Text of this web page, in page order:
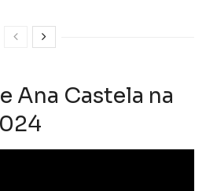
Ana Castela na